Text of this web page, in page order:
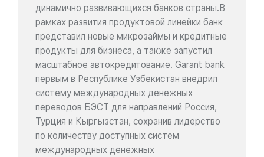
динамично развивающихся банков страны.В
рамках развития продуктовой линейки банк
представил новые микрозаймы и кредитные
продукты для бизнеса, а также запустил
масштабное автокредитование. Garant bank
первым в Республике Узбекистан внедрил
систему международных денежных
переводов БЭСТ для направлений Россия,
Турция и Кыргызстан, сохранив лидерство
по количеству доступных систем
международных денежных